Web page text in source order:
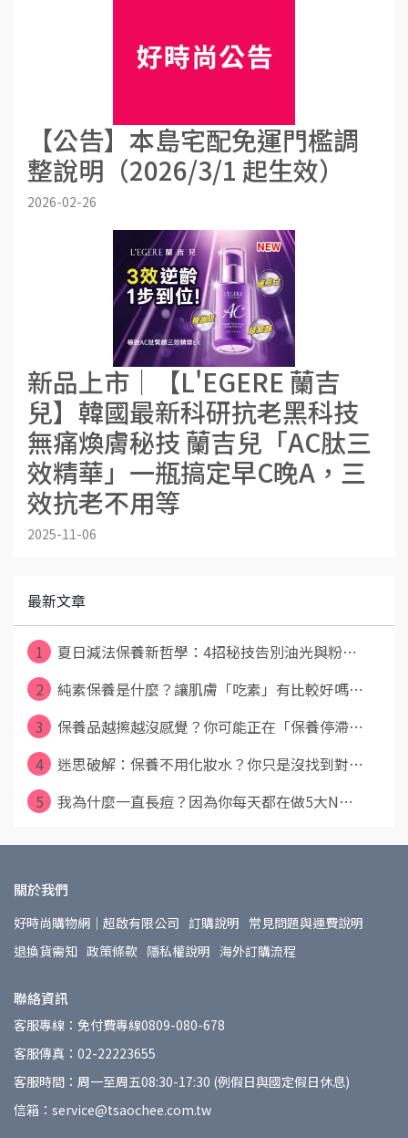
【公告】本島宅配免運門檻調
整說明（2026/3/1 起生效）
2026-02-26
新品上市│【L'EGERE 蘭吉
兒】韓國最新科研抗老黑科技
無痛煥膚秘技 蘭吉兒「AC肽三
效精華」一瓶搞定早C晚A，三
效抗老不用等
2025-11-06
最新文章
1
夏日減法保養新哲學：4招秘技告別油光與粉⋯
2
純素保養是什麼？讓肌膚「吃素」有比較好嗎⋯
3
保養品越擦越沒感覺？你可能正在「保養停滯⋯
4
迷思破解：保養不用化妝水？你只是沒找到對⋯
5
我為什麼一直長痘？因為你每天都在做5大N⋯
關於我們
好時尚購物網│超啟有限公司 訂購說明 常見問題與運費說明
退換貨需知 政策條款 隱私權說明 海外訂購流程
聯絡資訊
客服專線：免付費專線0809-080-678
客服傳真：02-22223655
客服時間：周一至周五08:30-17:30 (例假日與國定假日休息)
信箱：service@tsaochee.com.tw